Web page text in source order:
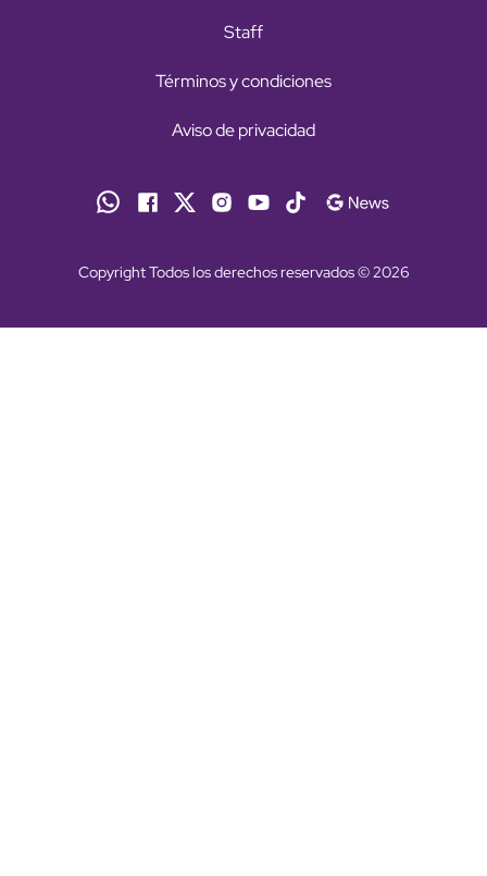
Staff
Términos y condiciones
Aviso de privacidad
Copyright Todos los derechos reservados © 2026